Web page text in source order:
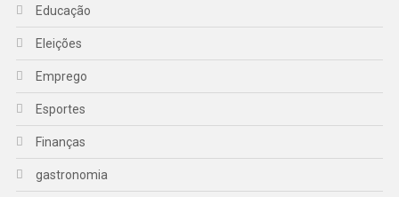
Educação
Eleições
Emprego
Esportes
Finanças
gastronomia